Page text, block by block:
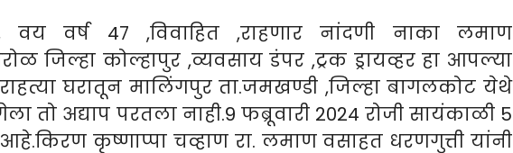
वय वर्ष 47 ,विवाहित ,राहणार नांदणी नाका लमाण
जिल्हा कोल्हापुर ,व्यवसाय डंपर ,ट्रक ड्रायव्हर हा आपल्या
घरातून मालिंगपुर ता.जमखण्डी ,जिल्हा बागलकोट येथे
तो अद्याप परतला नाही.9 फब्रूवारी 2024 रोजी सायंकाळी 5
कृष्णाप्पा चव्हाण रा. लमाण वसाहत धरणगुत्ती यांनी